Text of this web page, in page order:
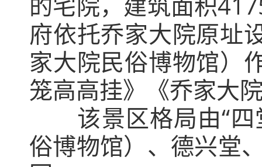
府依托乔家大院原址
家大院民俗博物馆）
笼高高挂》《乔家大
该景区格局由“
俗博物馆）、德兴堂